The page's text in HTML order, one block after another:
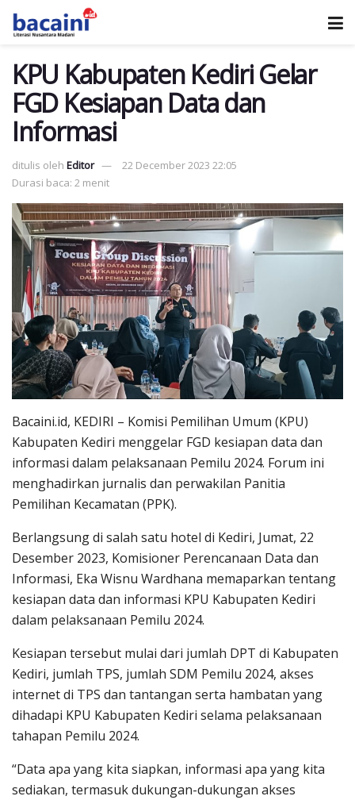
KPU Kabupaten Kediri Gelar
FGD Kesiapan Data dan
Informasi
ditulis oleh Editor
22 December 2023 22:05
Durasi baca: 2 menit
Bacaini.id, KEDIRI – Komisi Pemilihan Umum (KPU)
Kabupaten Kediri menggelar FGD kesiapan data dan
informasi dalam pelaksanaan Pemilu 2024. Forum ini
menghadirkan jurnalis dan perwakilan Panitia
Pemilihan Kecamatan (PPK).
Berlangsung di salah satu hotel di Kediri, Jumat, 22
Desember 2023, Komisioner Perencanaan Data dan
Informasi, Eka Wisnu Wardhana memaparkan tentang
kesiapan data dan informasi KPU Kabupaten Kediri
dalam pelaksanaan Pemilu 2024.
Kesiapan tersebut mulai dari jumlah DPT di Kabupaten
Kediri, jumlah TPS, jumlah SDM Pemilu 2024, akses
internet di TPS dan tantangan serta hambatan yang
dihadapi KPU Kabupaten Kediri selama pelaksanaan
tahapan Pemilu 2024.
“Data apa yang kita siapkan, informasi apa yang kita
sediakan, termasuk dukungan-dukungan akses